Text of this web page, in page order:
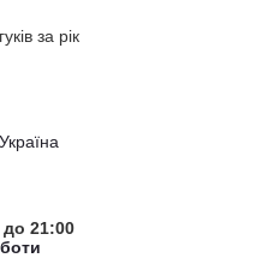
за рік
до 21:00